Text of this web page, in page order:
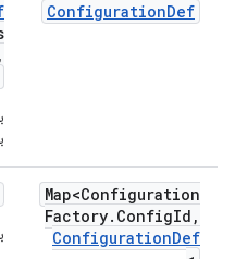
ConfigurationDef
,
Map<Configuration
Factory. ConfigId ,
ConfigurationDef